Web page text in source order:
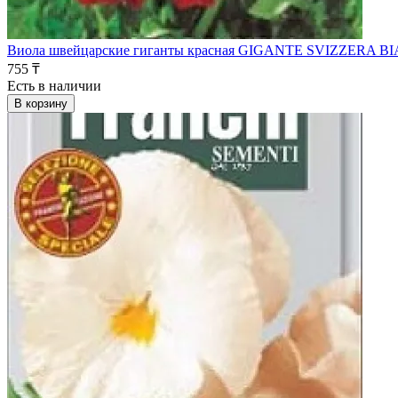
Виола швейцарские гиганты красная GIGANTE SVIZZERA
755 ₸
Есть в наличии
В корзину